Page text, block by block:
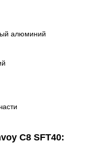
алюминий
C8 SFT40: